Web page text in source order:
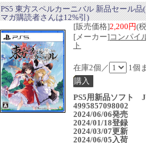
PS5 東方スペルカーニバル 新品セール品
マガ購読者さんは12%引)
[販売価格]2,200円(
[メーカー]コンパイ
ト
在庫2個／ 1個
PS5用新品ソフト
4995857098002
2024/06/06発売
2024/01/18登録
2024/03/07更新
2024/06/05入荷